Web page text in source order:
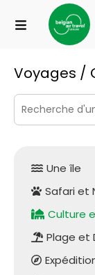
Voyages /
Une île
Safari et
Culture
Plage et